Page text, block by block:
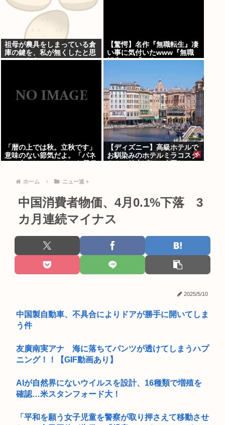
祖母が農具をしまっている倉
庫の鍵を、私が無くしたと思
っていたら…
【驚愕】名作『無職転生』凄
い事に気付いたwww『無職
転生』の「ロキシー」とかい
「暦の上では秋。立秋です」
意味のない節気だよ。「パネ
【ディズニー】高級ホテルで
お馴染みのホテルミラコスタ
ホーム ニュー速＋
中国消費者物価、4月0.1%下落 3
カ月連続マイナス
2025/5/10
中国製自動車、不具合によりドアが勝手に開いてしま
う件
友廣南実アナ 海に落ちてパンツが透けてしまうハプ
ニング！！【GIF動画あり】
AIが自然界にないウイルスを設計、16種類で増殖を
確認…米スタンフォード大！
「平和を願う女子児童を警察が取り押さえて移動させ